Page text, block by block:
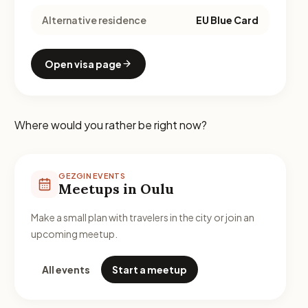
Alternative residence EU Blue Card
Open visa page
Where would you rather be right now?
GEZGIN EVENTS
Meetups in Oulu
Make a small plan with travelers in the city or join an
upcoming meetup.
All events Start a meetup